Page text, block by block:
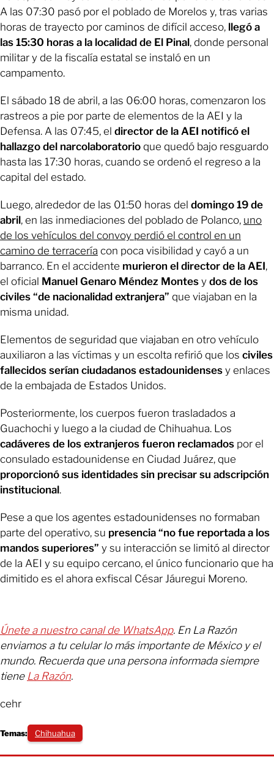
A las 07:30 pasó por el poblado de Morelos y, tras varias
horas de trayecto por caminos de difícil acceso, llegó a
las 15:30 horas a la localidad de El Pinal, donde personal
militar y de la fiscalía estatal se instaló en un
campamento.
El sábado 18 de abril, a las 06:00 horas, comenzaron los
rastreos a pie por parte de elementos de la AEI y la
Defensa. A las 07:45, el director de la AEI notificó el
hallazgo del narcolaboratorio que quedó bajo resguardo
hasta las 17:30 horas, cuando se ordenó el regreso a la
capital del estado.
Luego, alrededor de las 01:50 horas del domingo 19 de
abril, en las inmediaciones del poblado de Polanco, uno
de los vehículos del convoy perdió el control en un
camino de terracería con poca visibilidad y cayó a un
barranco. En el accidente murieron el director de la AEI,
el oficial Manuel Genaro Méndez Montes y dos de los
civiles “de nacionalidad extranjera” que viajaban en la
misma unidad.
Elementos de seguridad que viajaban en otro vehículo
auxiliaron a las víctimas y un escolta refirió que los civiles
fallecidos serían ciudadanos estadounidenses y enlaces
de la embajada de Estados Unidos.
Posteriormente, los cuerpos fueron trasladados a
Guachochi y luego a la ciudad de Chihuahua. Los
cadáveres de los extranjeros fueron reclamados por el
consulado estadounidense en Ciudad Juárez, que
proporcionó sus identidades sin precisar su adscripción
institucional.
Pese a que los agentes estadounidenses no formaban
parte del operativo, su presencia “no fue reportada a los
mandos superiores” y su interacción se limitó al director
de la AEI y su equipo cercano, el único funcionario que ha
dimitido es el ahora exfiscal César Jáuregui Moreno.
Únete a nuestro canal de WhatsApp. En La Razón
enviamos a tu celular lo más importante de México y el
mundo. Recuerda que una persona informada siempre
tiene La Razón.
cehr
Temas: Chihuahua